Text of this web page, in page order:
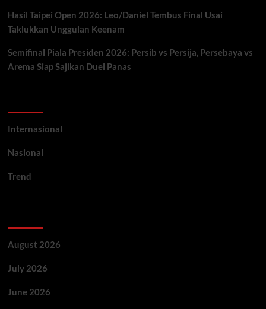
Hasil Taipei Open 2026: Leo/Daniel Tembus Final Usai
Taklukkan Unggulan Keenam
Semifinal Piala Presiden 2026: Persib vs Persija, Persebaya vs
Arema Siap Sajikan Duel Panas
Internasional
Nasional
Trend
August 2026
July 2026
June 2026